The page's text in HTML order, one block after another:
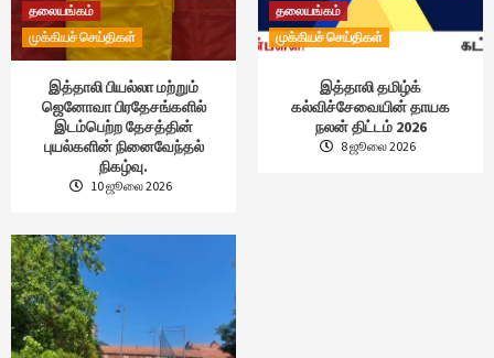
தலையங்கம்
முக்கியச் செய்திகள்
இத்தாலி பியல்லா மற்றும்
ஜெனோவா பிரதேசங்களில்
இடம்பெற்ற தேசத்தின்
புயல்களின் நினைவேந்தல்
நிகழ்வு.
10 ஜூலை 2026
தலையங்கம்
முக்கியச் செய்திகள்
இத்தாலி தமிழ்க்
கல்விச்சேவையின் தாயக
நலன் திட்டம் 2026
8 ஜூலை 2026